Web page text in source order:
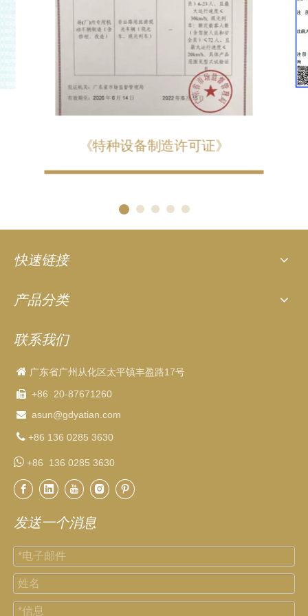
《特种设备制造许可证》
快速链接
产品分类
联系我们
 广东省广州从化区太平镇丰盈路17号
 +86 20-87671260
 asun@gdyatian.com
 +86 136 0285 3630
 +86 136 0285 3630
发送一个消息